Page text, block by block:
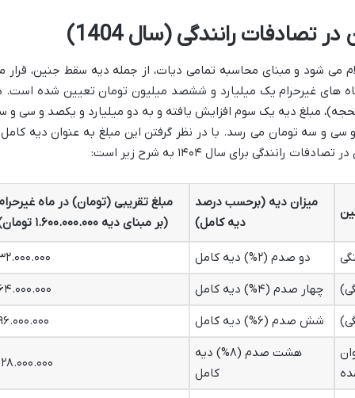
رانندگی (سال 1404)
می شود و مبنای محاسبه تمامی دیات، از جمله دیه سقط جنین، قرار
انسان در ماه های غیرحرام یک میلیارد و ششصد میلیون تومان تعیین شده است.
مبلغ دیه یک سوم افزایش یافته و به دو میلیارد و یکصد و سی و
و سه تومان می رسد. با در نظر گرفتن این مبلغ به عنوان دیه
برای سال ۱۴۰۴ به شرح زیر است:
میزان دیه (برحسب درصد
دیه کامل)
مبلغ تقریبی (تومان) در ماه
(بر مبنای دیه ۱.۶۰۰.۰۰۰.۰۰۰ تومان)
دو صدم (۲%) دیه کامل
چهار صدم (۴%) دیه کامل
شش صدم (۶%) دیه کامل
هشت صدم (۸%) دیه
کامل